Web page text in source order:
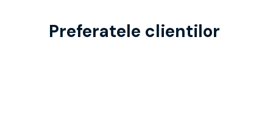
Preferatele clientilor